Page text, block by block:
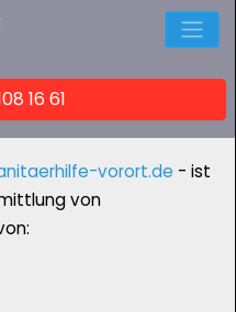
16 61
vorort.de - ist
von